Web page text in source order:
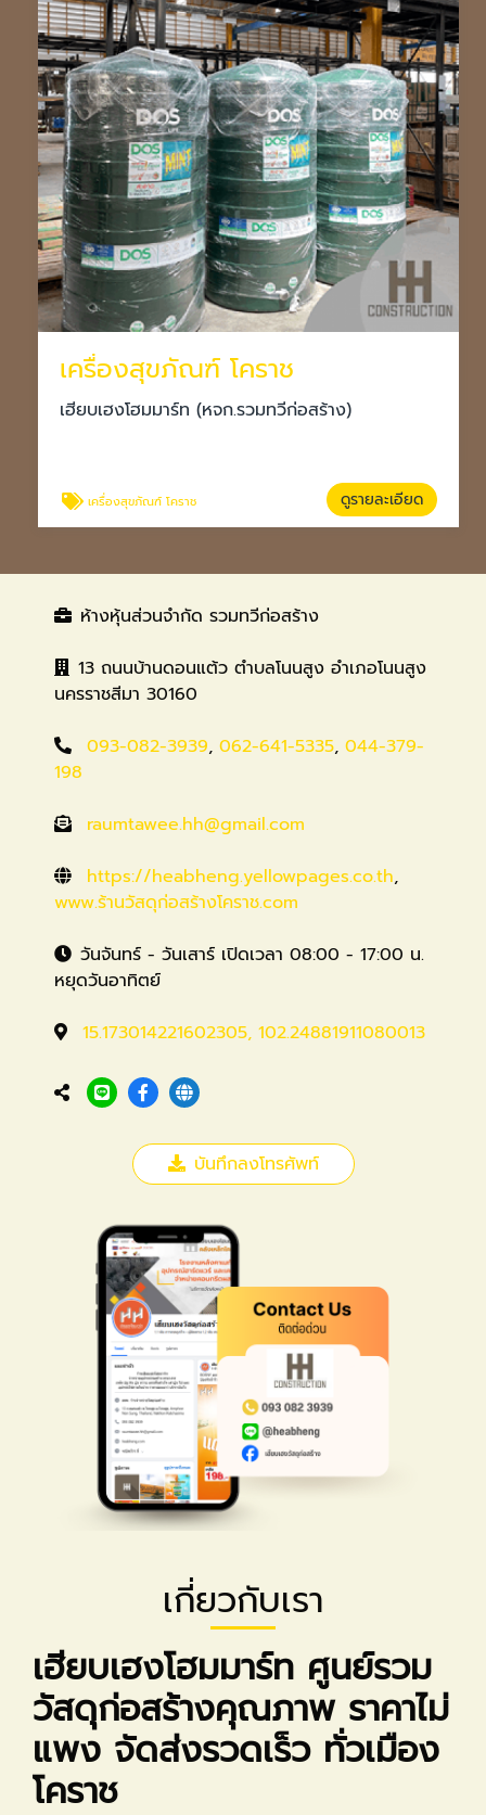
เครื่องสุขภัณฑ์ โคราช
เฮียบเฮงโฮมมาร์ท (หจก.รวมทวีก่อสร้าง)
เครื่องสุขภัณฑ์ โคราช ดูรายละเอียด
ห้างหุ้นส่วนจำกัด รวมทวีก่อสร้าง
13 ถนนบ้านดอนแต้ว ตำบลโนนสูง อำเภอโนนสูง
นครราชสีมา 30160
093-082-3939, 062-641-5335, 044-379-
198
raumtawee.hh@gmail.com
https://heabheng.yellowpages.co.th,
www.ร้านวัสดุก่อสร้างโคราช.com
วันจันทร์ - วันเสาร์ เปิดเวลา 08:00 - 17:00 น.
หยุดวันอาทิตย์
15.173014221602305, 102.24881911080013
บันทึกลงโทรศัพท์
เกี่ยวกับเรา
เฮียบเฮงโฮมมาร์ท ศูนย์รวม
วัสดุก่อสร้างคุณภาพ ราคาไม่
แพง จัดส่งรวดเร็ว ทั่วเมือง
โคราช